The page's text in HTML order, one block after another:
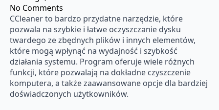
No Comments
CCleaner to bardzo przydatne narzędzie, które
pozwala na szybkie i łatwe oczyszczanie dysku
twardego ze zbędnych plików i innych elementów,
które mogą wpłynąć na wydajność i szybkość
działania systemu. Program oferuje wiele różnych
funkcji, które pozwalają na dokładne czyszczenie
komputera, a także zaawansowane opcje dla bardziej
doświadczonych użytkowników.